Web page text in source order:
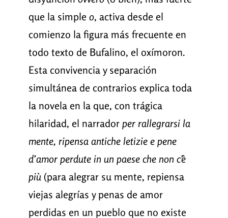
que la simple o, activa desde el
comienzo la figura más frecuente en
todo texto de Bufalino, el oxímoron.
Esta convivencia y separación
simultánea de contrarios explica toda
la novela en la que, con trágica
hilaridad, el narrador per rallegrarsi la
mente, ripensa antiche letizie e pene
d’amor perdute in un paese che non c’è
più(para alegrar su mente, repiensa
viejas alegrías y penas de amor
perdidas en un pueblo que no existe